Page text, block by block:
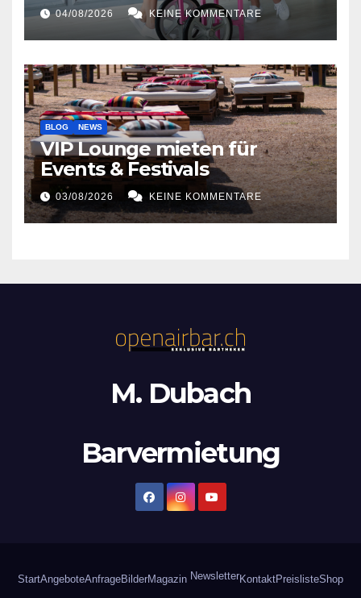
04/08/2026 KEINE KOMMENTARE
BLOG NEWS
VIP Lounge mieten für
Events & Festivals
03/08/2026 KEINE KOMMENTARE
M. Dubach
Barvermietung
StartAngeboteAnfrageBilderMagazin NewsletterKontaktPreislisteShop